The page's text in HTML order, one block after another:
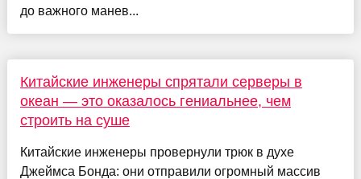
до важного манев...
Китайские инженеры спрятали серверы в
океан — это оказалось гениальнее, чем
строить на суше
Китайские инженеры провернули трюк в духе
Джеймса Бонда: они отправили огромный массив